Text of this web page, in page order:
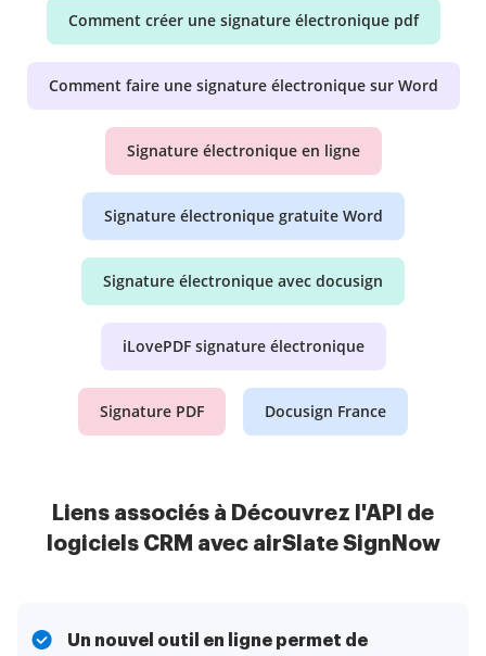
Comment créer une signature électronique pdf
Comment faire une signature électronique sur Word
Signature électronique en ligne
Signature électronique gratuite Word
Signature électronique avec docusign
iLovePDF signature électronique
Signature PDF Docusign France
Liens associés à Découvrez l'API de
logiciels CRM avec airSlate SignNow
Un nouvel outil en ligne permet de